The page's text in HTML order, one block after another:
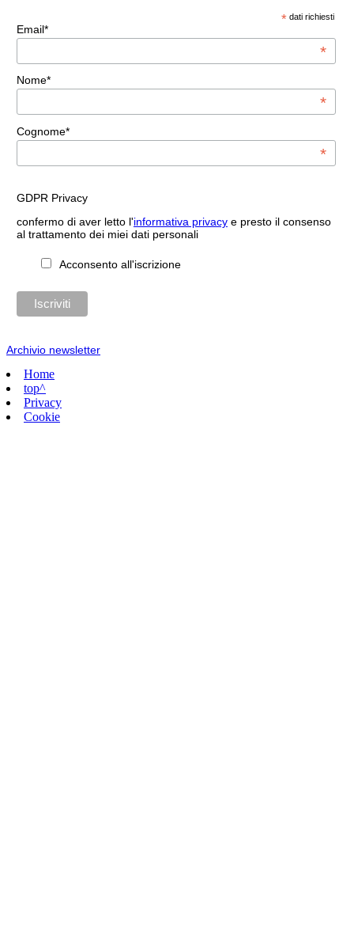
* dati richiesti
Email*
*
Nome*
*
Cognome*
*
GDPR Privacy
confermo di aver letto l'informativa privacye presto il consenso
al trattamento dei miei dati personali
Acconsento all'iscrizione
Archivio newsletter
Home
top^
Privacy
Cookie